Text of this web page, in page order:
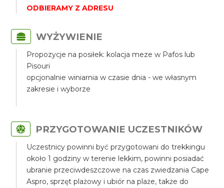
ODBIERAMY Z ADRESU
WYŻYWIENIE
Propozycje na posiłek: kolacja meze w Pafos lub
Pisouri
opcjonalnie winiarnia w czasie dnia - we własnym
zakresie i wyborze
PRZYGOTOWANIE UCZESTNIKÓW
Uczestnicy powinni być przygotowani do trekkingu
około 1 godziny w terenie lekkim, powinni posiadać
ubranie przeciwdeszczowe na czas zwiedzania Cape
Aspro, sprzęt plażowy i ubiór na plaże, także do